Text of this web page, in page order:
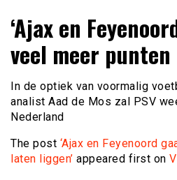
‘Ajax en
veel meer
In de optiek van voormalig
analist Aad de Mos zal PSV
Nederland
The post ‘Ajax en Feyenoord
laten liggen’ appeared first on